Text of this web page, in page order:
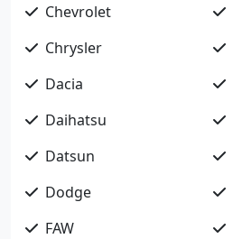
Chevrolet
Chrysler
Dacia
Daihatsu
Datsun
Dodge
FAW